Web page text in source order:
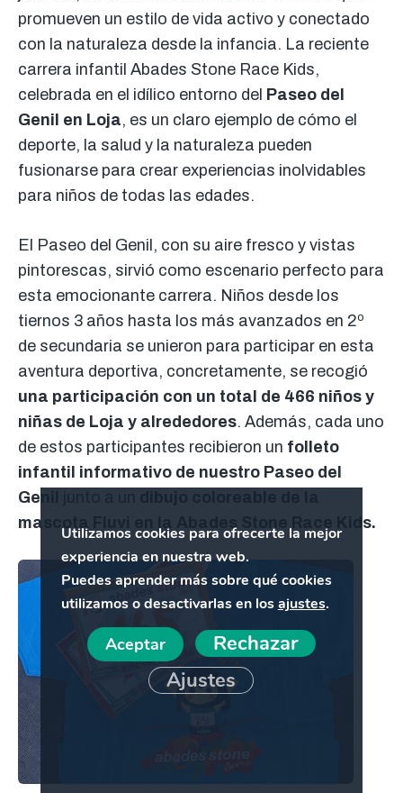
promueven un estilo de vida activo y conectado
con la naturaleza desde la infancia. La reciente
carrera infantil Abades Stone Race Kids,
celebrada en el idílico entorno del Paseo del
Genil en Loja, es un claro ejemplo de cómo el
deporte, la salud y la naturaleza pueden
fusionarse para crear experiencias inolvidables
para niños de todas las edades.
El Paseo del Genil, con su aire fresco y vistas
pintorescas, sirvió como escenario perfecto para
esta emocionante carrera. Niños desde los
tiernos 3 años hasta los más avanzados en 2º
de secundaria se unieron para participar en esta
aventura deportiva, concretamente, se recogió
una participación con un total de 466 niños y
niñas de Loja y alrededores. Además, cada uno
de estos participantes recibieron un folleto
infantil informativo de nuestro Paseo del
Genil
mascota Fluvi en la Abades Stone Race Kids.
Utilizamos cookies para ofrecerte la mejor
experiencia en nuestra web.
Puedes aprender más sobre qué cookies
utilizamos o desactivarlas en losajustes.
Aceptar
Rechazar
Ajustes